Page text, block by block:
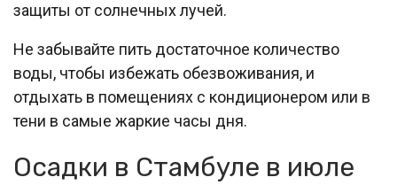
защиты от солнечных лучей.
Не забывайте пить достаточное количество
воды, чтобы избежать обезвоживания, и
отдыхать в помещениях с кондиционером или в
тени в самые жаркие часы дня.
Осадки в Стамбуле в июле